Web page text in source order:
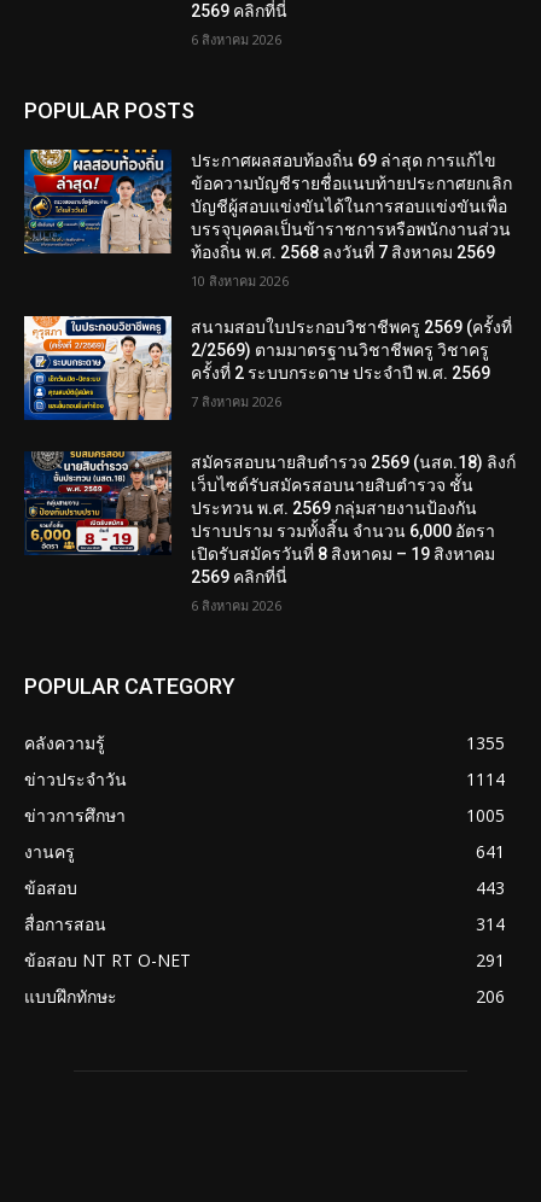
2569 คลิกที่นี่
6 สิงหาคม 2026
POPULAR POSTS
ประกาศผลสอบท้องถิ่น 69 ล่าสุด การแก้ไข
ข้อความบัญชีรายชื่อแนบท้ายประกาศยกเลิก
บัญชีผู้สอบแข่งขันได้ในการสอบแข่งขันเพื่อ
บรรจุบุคคลเป็นข้าราชการหรือพนักงานส่วน
ท้องถิ่น พ.ศ. 2568 ลงวันที่ 7 สิงหาคม 2569
10 สิงหาคม 2026
สนามสอบใบประกอบวิชาชีพครู 2569 (ครั้งที่
2/2569) ตามมาตรฐานวิชาชีพครู วิชาครู
ครั้งที่ 2 ระบบกระดาษ ประจำปี พ.ศ. 2569
7 สิงหาคม 2026
สมัครสอบนายสิบตำรวจ 2569 (นสต.18) ลิงก์
เว็บไซต์รับสมัครสอบนายสิบตำรวจ ชั้น
ประทวน พ.ศ. 2569 กลุ่มสายงานป้องกัน
ปราบปราม รวมทั้งสิ้น จำนวน 6,000 อัตรา
เปิดรับสมัครวันที่ 8 สิงหาคม – 19 สิงหาคม
2569 คลิกที่นี่
6 สิงหาคม 2026
POPULAR CATEGORY
คลังความรู้
1355
ข่าวประจำวัน
1114
ข่าวการศึกษา
1005
งานครู
641
ข้อสอบ
443
สื่อการสอน
314
ข้อสอบ NT RT O-NET
291
แบบฝึกทักษะ
206